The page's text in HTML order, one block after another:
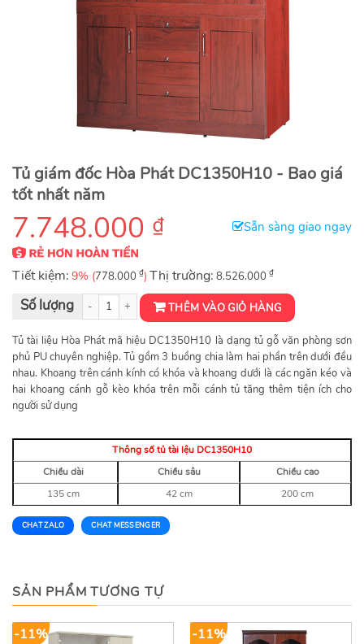
Tủ giám đốc Hòa Phát DC1350H10 - Bao giá
tốt nhất năm
7.748.000 ₫ Sẵn sàng giao ngay
Tiết kiệm: 9% (778.000 ₫) Thị trường: 8.526.000 ₫
Tủ tài liệu DC1350H10 số lượng THÊM VÀO GIỎ HÀNG
Tủ tài liệu Hòa Phát mã hiệu DC1350H10 là dạng tủ gỗ văn phòng sơn
phủ PU chuyên nghiệp. Tủ gồm 3 buồng chia làm hai phần trên dưới đều
nhau. Khoang trên cánh kính có khóa và khoang dưới là các ngăn kéo và
hai khoang cánh gỗ kèo khóa trên mỗi cánh tủ tăng thêm tiện ích cho
người sử dụng
Thông số tủ tài lệu DC1350H10
Chiều dài
Chiều sâu
Chiều cao
135 cm
42 cm 200 cm
CHAT ZALO CHAT MESSENGER
SẢN PHẨM TƯƠNG TỰ
-11% -11%